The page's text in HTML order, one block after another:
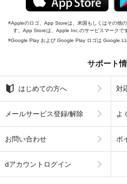
Appleのロゴ、App Storeは、米国もしくはその他
す。App Storeは、Apple Inc.のサービスマークです
Google Play および Google Play ロゴは Google
サポート
はじめての方へ 対
メールサービス登録/解除 よ
お問い合わせ ポ
dアカウントログイン